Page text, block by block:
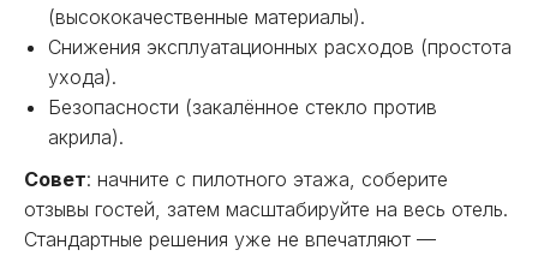
(высококачественные материалы).
Снижения эксплуатационных расходов (простота
ухода).
Безопасности (закалённое стекло против
акрила).
Совет: начните с пилотного этажа, соберите
отзывы гостей, затем масштабируйте на весь отель.
Стандартные решения уже не впечатляют —